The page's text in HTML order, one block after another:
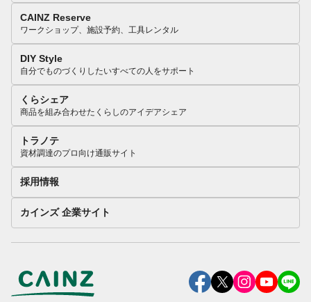
CAINZ Reserve
ワークショップ、施設予約、工具レンタル
DIY Style
自分でものづくりしたいすべての人をサポート
くらシェア
商品を組み合わせたくらしのアイデアシェア
トラノテ
資材調達のプロ向け通販サイト
採用情報
カインズ 企業サイト